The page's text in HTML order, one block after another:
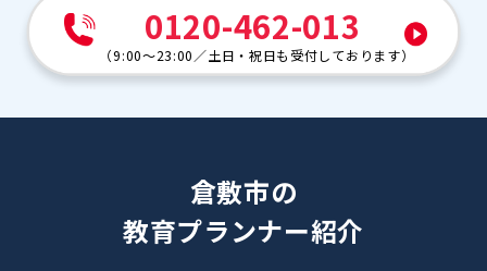
0120-462-013
（9:00～23:00 ／土日・祝日も受付しております）
倉敷市の
教育プランナー紹介